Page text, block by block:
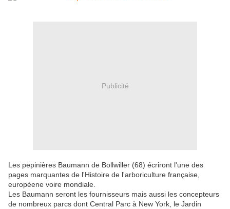
Publicité
Les pepinières Baumann de Bollwiller (68) écriront l'une des
pages marquantes de l'Histoire de l'arboriculture française,
européene voire mondiale.
Les Baumann seront les fournisseurs mais aussi les concepteurs
de nombreux parcs dont Central Parc à New York, le Jardin